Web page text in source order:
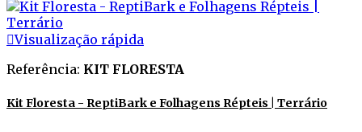
Visualização rápida
Referência: KIT FLORESTA
Kit Floresta - ReptiBark e Folhagens Répteis | Terrário